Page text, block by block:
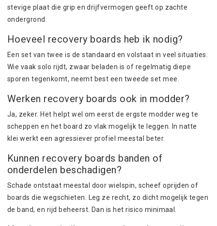
stevige plaat die grip en drijfvermogen geeft op zachte
ondergrond.
Hoeveel recovery boards heb ik nodig?
Een set van twee is de standaard en volstaat in veel situaties.
Wie vaak solo rijdt, zwaar beladen is of regelmatig diepe
sporen tegenkomt, neemt best een tweede set mee.
Werken recovery boards ook in modder?
Ja, zeker. Het helpt wel om eerst de ergste modder weg te
scheppen en het board zo vlak mogelijk te leggen. In natte
klei werkt een agressiever profiel meestal beter.
Kunnen recovery boards banden of
onderdelen beschadigen?
Schade ontstaat meestal door wielspin, scheef oprijden of
boards die wegschieten. Leg ze recht, zo dicht mogelijk tegen
de band, en rijd beheerst. Dan is het risico minimaal.